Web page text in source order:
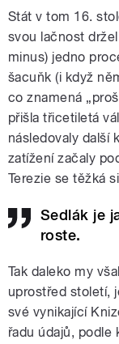
Stát v tom 16.
svou lačnost
minus) jedno
šacuňk (i když
co znamená
přišla třicetiletá
následovaly další
zatížení začaly
Terezie se těžká
Sedlák je
roste.
Tak daleko my
uprostřed století,
své vynikající
řadu údajů, podle